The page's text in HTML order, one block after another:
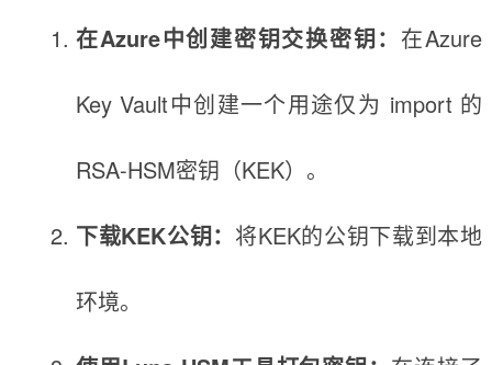
在Azure中创建密钥交换密钥： 在Azure
Key Vault中创建一个用途仅为 import 的
RSA-HSM密钥（KEK）。
下载KEK公钥： 将KEK的公钥下载到本地
环境。